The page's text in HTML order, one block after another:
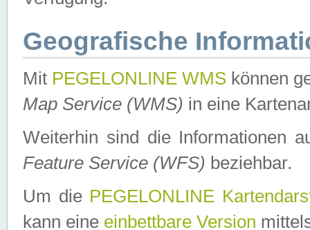
Geografische
Mit PEGELONLINE WMS können
Map Service (WMS) in eine
Weiterhin sind die Informationen
Feature Service (WFS) beziehbar.
Um die PEGELONLINE
kann eine einbettbare Version